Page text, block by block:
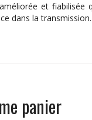
et fiabilisée
dans la transmission.
panier